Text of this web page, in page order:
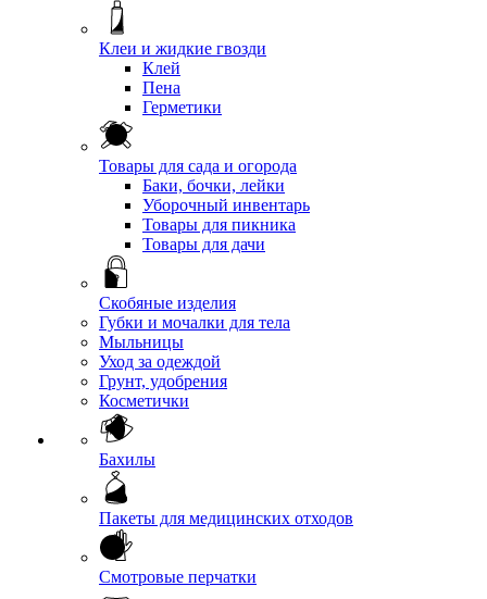
Клеи и жидкие гвозди
Клей
Пена
Герметики
Товары для сада и огорода
Баки, бочки, лейки
Уборочный инвентарь
Товары для пикника
Товары для дачи
Скобяные изделия
Губки и мочалки для тела
Мыльницы
Уход за одеждой
Грунт, удобрения
Косметички
Бахилы
Пакеты для медицинских отходов
Смотровые перчатки